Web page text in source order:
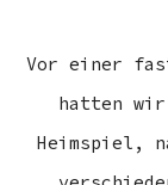
Vor einer
hatten
Heimspiel,